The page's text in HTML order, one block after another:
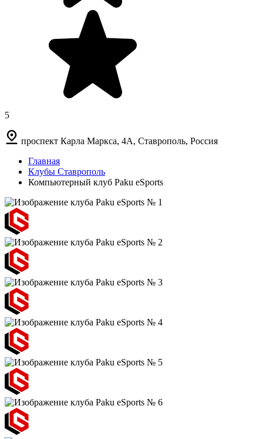
5
проспект Карла Маркса, 4А, Ставрополь, Россия
Главная
Клубы Ставрополь
Компьютерный клуб Paku eSports